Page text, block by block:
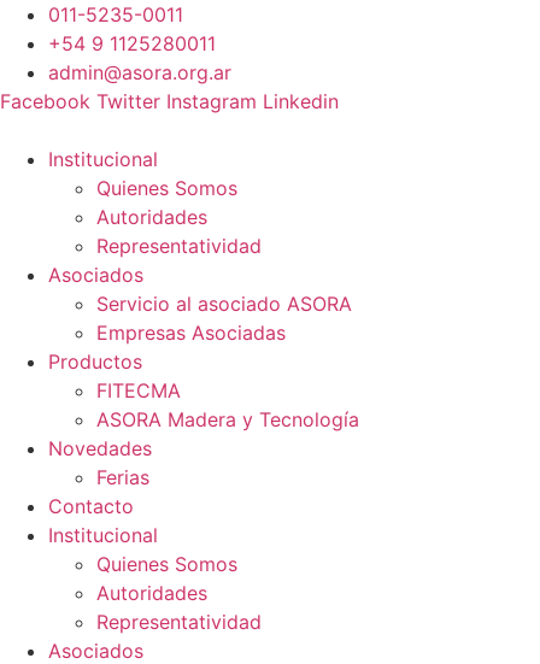
contenido
011-5235-0011
+54 9 1125280011
admin@asora.org.ar
Facebook Twitter Instagram Linkedin
Institucional
Quienes Somos
Autoridades
Representatividad
Asociados
Servicio al asociado ASORA
Empresas Asociadas
Productos
FITECMA
ASORA Madera y Tecnología
Novedades
Ferias
Contacto
Institucional
Quienes Somos
Autoridades
Representatividad
Asociados